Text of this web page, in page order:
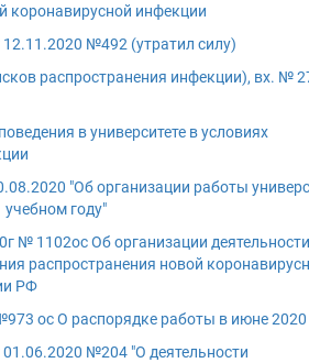
коронавирусной инфекции
№492 (утратил силу)
распространения инфекции), вх. №
в университете в условиях
"Об организации работы
году"
№ 1102ос Об организации
распространения новой
РФ
ос О распорядке работы в июне 2020
№204 "О деятельности